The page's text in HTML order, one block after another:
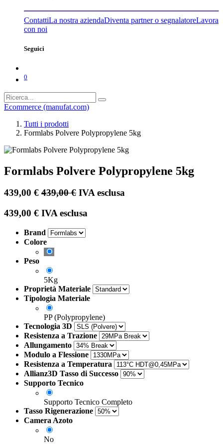
ContattiLa nostra aziendaDiventa partner o segnalatoreLavora
con noi
Seguici
0
Ecommerce (manufat.com)
Tutti i prodotti
Formlabs Polvere Polypropylene 5kg
Formlabs Polvere Polypropylene 5kg
439,00 € 439,00€ IVA esclusa
439,00 € IVA esclusa
Brand
Colore
Peso
5Kg
Proprietà Materiale
Tipologia Materiale
PP (Polypropylene)
Tecnologia 3D
Resistenza a Trazione
Allungamento
Modulo a Flessione
Resistenza a Temperatura
Allianz3D Tasso di Successo
Supporto Tecnico
Supporto Tecnico Completo
Tasso Rigenerazione
Camera Azoto
No